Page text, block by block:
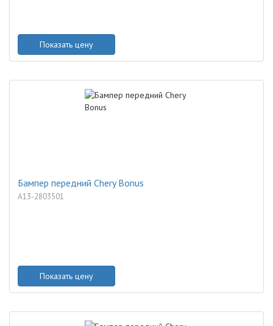
Показать цену
Бампер передний Chery Bonus
A13-2803501
Показать цену